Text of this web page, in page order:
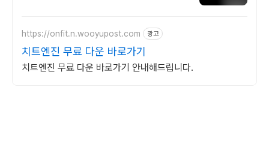
https://onfit.n.wooyupost.com 광고
치트엔진 무료 다운 바로가기
치트엔진 무료 다운 바로가기 안내해드립니다.